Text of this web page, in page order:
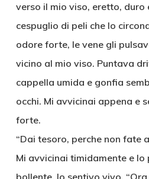
verso il mio viso, eretto, duro
cespuglio di peli che lo
odore forte, le vene gli
vicino al mio viso. Puntava
cappella umida e gonfia
occhi. Mi avvicinai appena e
forte.
“Dai tesoro, perche non fate
Mi avvicinai timidamente e lo
bollente, lo sentivo vivo.